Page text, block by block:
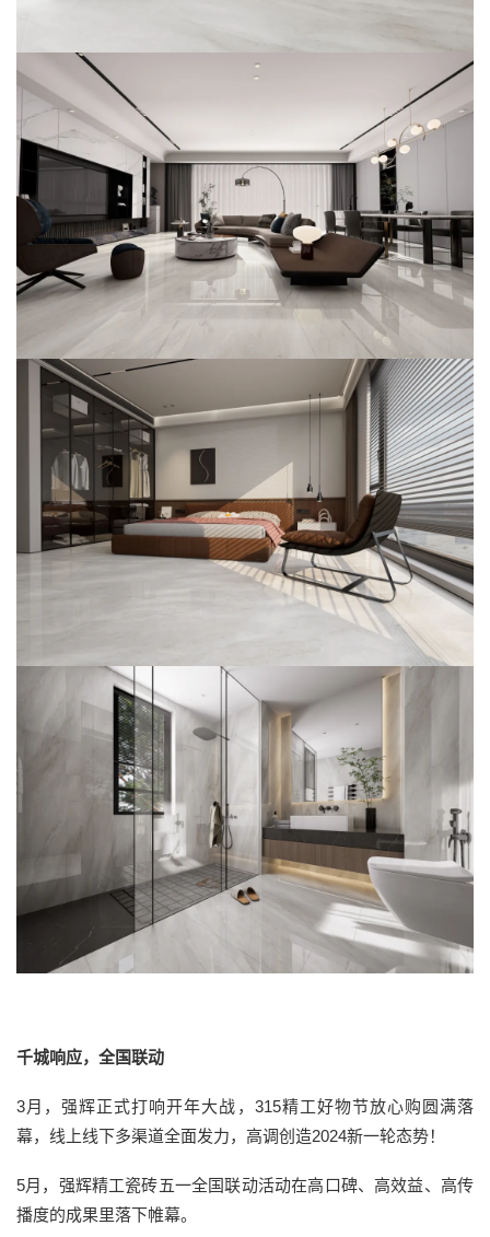
千城响应，全国联动
3月，强辉正式打响开年大战，315精工好物节放心购圆满落
幕，线上线下多渠道全面发力，高调创造2024新一轮态势！
5月，强辉精工瓷砖五一全国联动活动在高口碑、高效益、高传
播度的成果里落下帷幕。